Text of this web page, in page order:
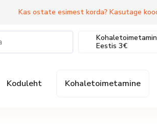
Kas ostate esimest korda? Kasutage
Eestis 3€
Koduleht Kohaletoimetamine